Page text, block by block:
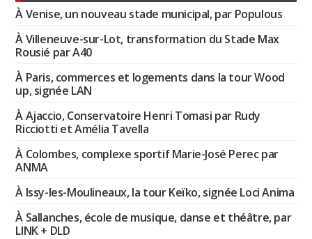
À Venise, un nouveau stade municipal, par Populous
À Villeneuve-sur-Lot, transformation du Stade Max
Rousié par A40
À Paris, commerces et logements dans la tour Wood
up, signée LAN
À Ajaccio, Conservatoire Henri Tomasi par Rudy
Ricciotti et Amélia Tavella
À Colombes, complexe sportif Marie-José Perec par
ANMA
À Issy-les-Moulineaux, la tour Keïko, signée Loci Anima
À Sallanches, école de musique, danse et théâtre, par
LINK + DLD